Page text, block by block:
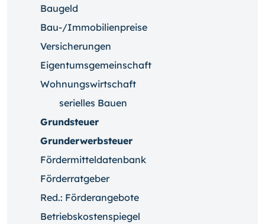
Baugeld
Bau-/Immobilienpreise
Versicherungen
Eigentumsgemeinschaft
Wohnungswirtschaft
serielles Bauen
Grundsteuer
Grunderwerbsteuer
Fördermitteldatenbank
Förderratgeber
Red.: Förderangebote
Betriebskostenspiegel